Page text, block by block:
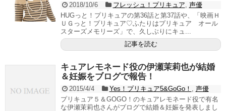
2018/10/6 フレッシュ！プリキュア 声優
HUGっと！プリキュアの第36話と第37話や、「映画Ｈ
ＵＧっと！プリキュア♡ふたりはプリキュア オール
スターズメモリーズ」で、久しぶりにキュ...
記事を読む
キュアレモネード役の伊瀬茉莉也が結婚
＆妊娠をブログで報告！
2015/4/4 Yes！プリキュア5&GoGo！
声優
プリキュア５＆GOGO！のキュアレモネード役で有名
な伊瀬茉莉也さんがブログで結婚＆妊娠を発表しまし